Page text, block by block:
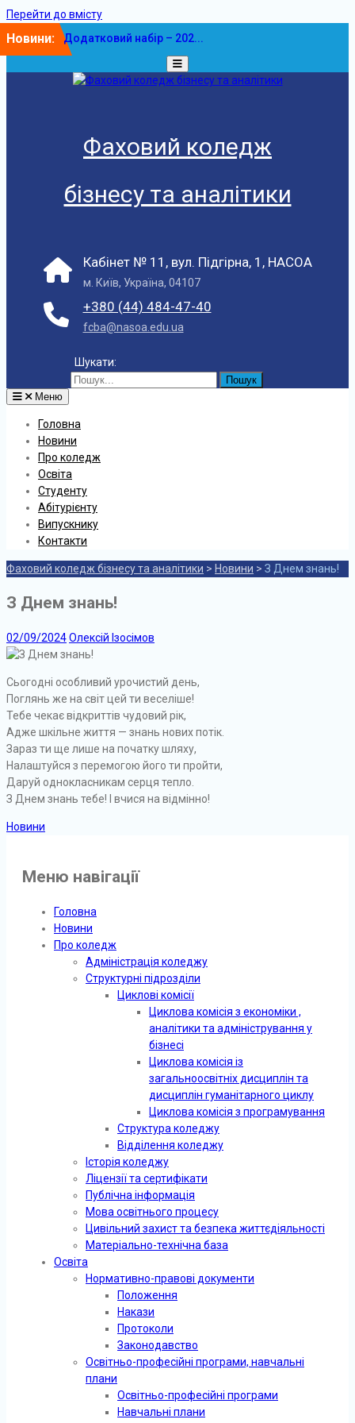
Перейти до вмісту
Новини:
Додатковий набір – 202...
У ФКБА НАСОА
відбулася...
Фаховий коледж
бізнесу та аналітики
+380 (44) 484-47-40
fcba@nasoa.edu.ua
Кабінет № 11, вул. Підгірна, 1, НАСОА
м. Київ, Україна, 04107
Шукати:
Меню
Головна
Новини
Про коледж
Освіта
Студенту
Абітурієнту
Випускнику
Контакти
Фаховий коледж бізнесу та аналітики > Новини > З Днем знань!
З Днем знань!
02/09/2024Олексій Ізосімов
Сьогодні особливий урочистий день,
Поглянь же на світ цей ти веселіше!
Тебе чекає відкриттів чудовий рік,
Адже шкільне життя — знань нових потік.
Зараз ти ще лише на початку шляху,
Налаштуйся з перемогою його ти пройти,
Даруй однокласникам серця тепло.
З Днем знань тебе! І вчися на відмінно!
Новини
Меню навігації
Головна
Новини
Про коледж
Адміністрація коледжу
Структурні підрозділи
Циклові комісії
Циклова комісія з економіки ,
аналітики та адміністрування у
бізнесі
Циклова комісія із
загальноосвітніх дисциплін та
дисциплін гуманітарного циклу
Циклова комісія з програмування
Структура коледжу
Відділення коледжу
Історія коледжу
Ліцензії та сертифікати
Публічна інформація
Мова освітнього процесу
Цивільний захист та безпека життєдіяльності
Матеріально-технічна база
Освіта
Нормативно-правові документи
Положення
Накази
Протоколи
Законодавство
Освітньо-професійні програми, навчальні
плани
Освітньо-професійні програми
Навчальні плани